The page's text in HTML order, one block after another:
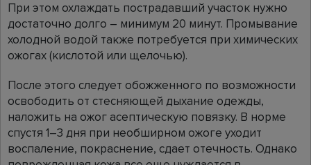
При этом охлаждать пострадавший участок нужно
достаточно долго – минимум 20 минут. Промывание
холодной водой также потребуется при химических
ожогах (кислотой или щелочью).
После этого следует обожженного по возможности
освободить от стесняющей дыхание одежды,
наложить на ожог асептическую повязку. В норме
спустя 1–3 дня при необширном ожоге уходит
воспаление, покраснение, сдает отечность. Однако